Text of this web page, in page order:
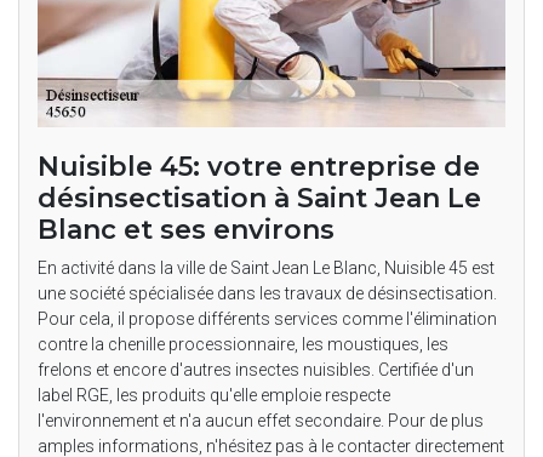
Nuisible 45: votre entreprise de
désinsectisation à Saint Jean Le
Blanc et ses environs
En activité dans la ville de Saint Jean Le Blanc, Nuisible 45 est
une société spécialisée dans les travaux de désinsectisation.
Pour cela, il propose différents services comme l'élimination
contre la chenille processionnaire, les moustiques, les
frelons et encore d'autres insectes nuisibles. Certifiée d'un
label RGE, les produits qu'elle emploie respecte
l'environnement et n'a aucun effet secondaire. Pour de plus
amples informations, n'hésitez pas à le contacter directement